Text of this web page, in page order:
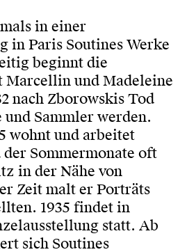
in einer
in Paris Soutines Werke
beginnt die
Marcellin und Madeleine
nach Zborowskis Tod
und Sammler werden.
wohnt und arbeitet
Sommermonate oft
in der Nähe von
Zeit malt er Porträts
1935 findet in
statt. Ab
sich Soutines